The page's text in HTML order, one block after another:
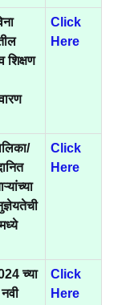
शिक्षण
Click
Here
Click
Here
च्या
Click
Here